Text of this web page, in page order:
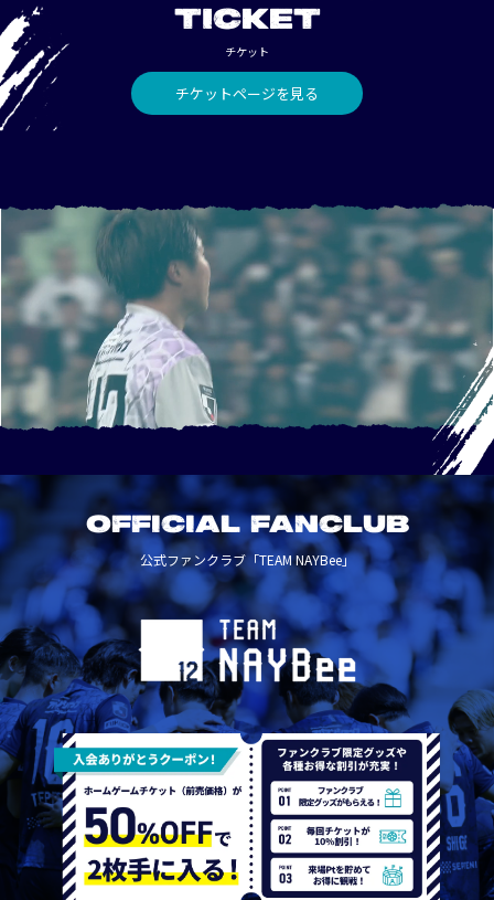
TICKET
チケット
チケットページを見る
OFFICIAL FANCLUB
公式ファンクラブ「TEAM NAYBee」